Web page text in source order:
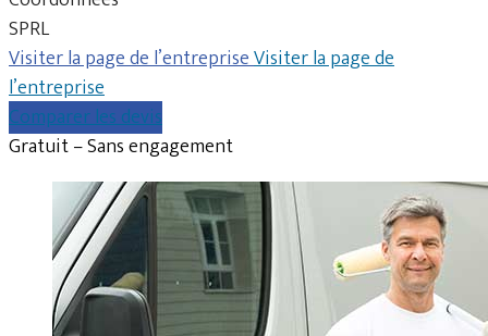
SPRL
Visiter la page de l’entrepriseVisiter la page de
l’entreprise
Comparer les devis
Gratuit – Sans engagement